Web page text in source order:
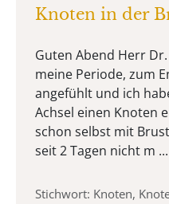
Knoten in der
Guten Abend Herr
meine Periode, zum
angefühlt und ich
Achsel einen Knoten
schon selbst mit
seit 2 Tagen nicht m ...
Stichwort: Knoten,